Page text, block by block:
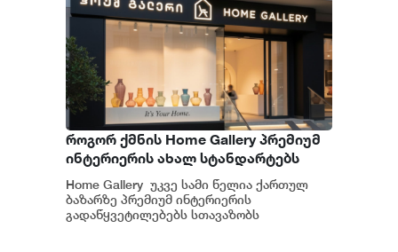
როგორ ქმნის Home Gallery პრემიუმ
ინტერიერის ახალ სტანდარტებს
საქართველოში
Home Gallery უკვე სამი წელია ქართულ
ბაზარზე პრემიუმ ინტერიერის
გადაწყვეტილებებს სთავაზობს